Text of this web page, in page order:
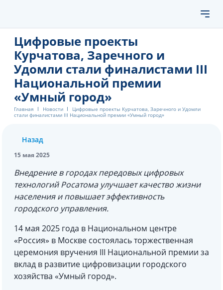
Цифровые проекты
Курчатова, Заречного и
Удомли стали финалистами III
Национальной премии
«Умный город»
Главная Новости
Цифровые проекты Курчатова, Заречного и Удомли
стали финалистами III Национальной премии «Умный город»
Назад
15 мая 2025
Внедрение в городах передовых цифровых
технологий Росатома улучшает качество жизни
населения и повышает эффективность
городского управления.
14 мая 2025 года в Национальном центре
«Россия» в Москве состоялась торжественная
церемония вручения III Национальной премии за
вклад в развитие цифровизации городского
хозяйства «Умный город».